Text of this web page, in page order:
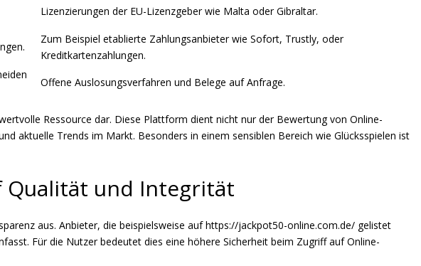
Lizenzierungen der EU-Lizenzgeber wie Malta oder Gibraltar.
Zum Beispiel etablierte Zahlungsanbieter wie Sofort, Trustly, oder
Kreditkartenzahlungen.
Offene Auslosungsverfahren und Belege auf Anfrage.
Ressource dar. Diese Plattform dient nicht nur der Bewertung von Online-
aktuelle Trends im Markt. Besonders in einem sensiblen Bereich wie Glücksspielen ist
Qualität und Integrität
aus. Anbieter, die beispielsweise auf https://jackpot50-online.com.de/ gelistet
Für die Nutzer bedeutet dies eine höhere Sicherheit beim Zugriff auf Online-